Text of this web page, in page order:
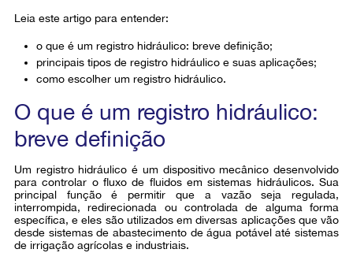
Leia este artigo para entender:
o que é um registro hidráulico: breve definição;
principais tipos de registro hidráulico e suas aplicações;
como escolher um registro hidráulico.
O que é um registro hidráulico:
breve definição
Um registro hidráulico é um dispositivo mecânico desenvolvido
para controlar o fluxo de fluidos em sistemas hidráulicos. Sua
principal função é permitir que a vazão seja regulada,
interrompida, redirecionada ou controlada de alguma forma
específica, e eles são utilizados em diversas aplicações que vão
desde sistemas de abastecimento de água potável até sistemas
de irrigação agrícolas e industriais.